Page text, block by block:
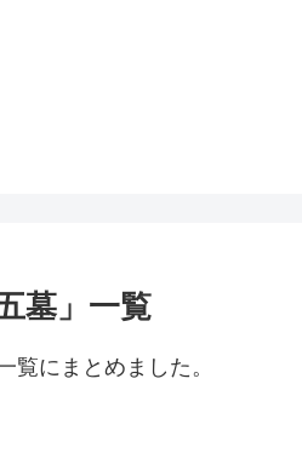
墓」一覧
覧にまとめました。